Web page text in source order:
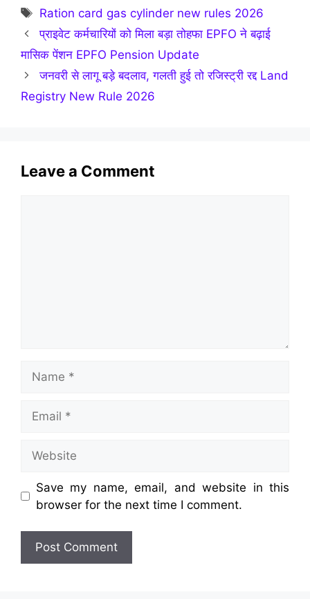
Tags
Ration card gas cylinder new rules 2026
प्राइवेट कर्मचारियों को मिला बड़ा तोहफा EPFO ने बढ़ाई
मासिक पेंशन EPFO Pension Update
जनवरी से लागू बड़े बदलाव, गलती हुई तो रजिस्ट्री रद्द Land
Registry New Rule 2026
Leave a Comment
Save my name, email, and website in this
browser for the next time I comment.